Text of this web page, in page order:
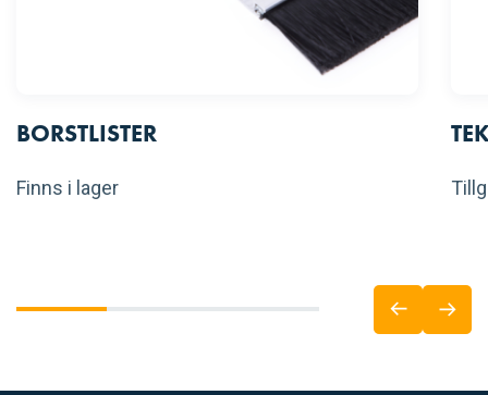
BORSTLISTER
Finns i lager